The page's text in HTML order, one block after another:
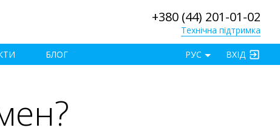
+380 (44) 201-01-02
Технічна підтримка
БЛОГ ВХІД
РУС